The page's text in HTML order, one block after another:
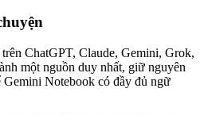
ChatGPT, Claude, Gemini, Grok,
một nguồn duy nhất, giữ nguyên
Gemini Notebook có đầy đủ ngữ